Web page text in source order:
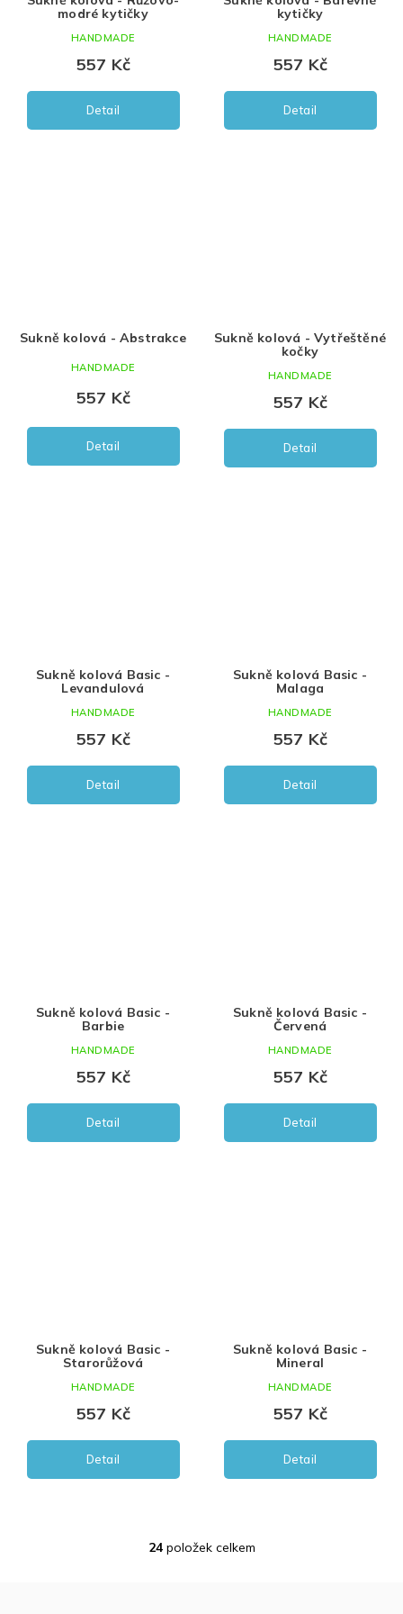
modré kytičky
557 Kč
Detail
HANDMADE
kytičky
557 Kč
Detail
HANDMADE
Sukně kolová - Abstrakce
557 Kč
Detail
HANDMADE
Sukně kolová - Vytřeštěné
kočky
557 Kč
Detail
HANDMADE
Sukně kolová Basic -
Levandulová
557 Kč
Detail
HANDMADE
Sukně kolová Basic -
Malaga
557 Kč
Detail
HANDMADE
Sukně kolová Basic -
Barbie
557 Kč
Detail
HANDMADE
Sukně kolová Basic -
Červená
557 Kč
Detail
HANDMADE
Sukně kolová Basic -
Starorůžová
557 Kč
Detail
HANDMADE
Sukně kolová Basic -
Mineral
557 Kč
Detail
HANDMADE
O
24položek celkem